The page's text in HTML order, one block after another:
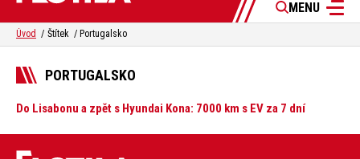
MENU
Úvod Štítek Portugalsko
PORTUGALSKO
Do Lisabonu a zpět s Hyundai Kona: 7000 km s EV za 7 dní